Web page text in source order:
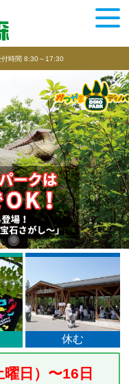
付時間 8:30～17:30
休む
日）〜16日